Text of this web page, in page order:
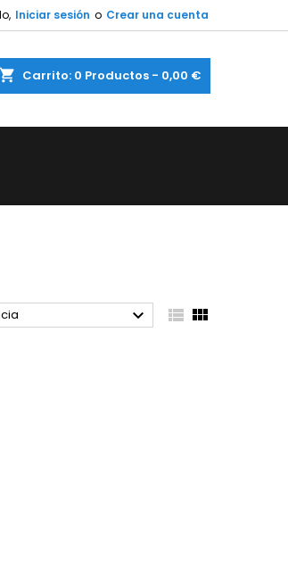
Iniciar sesión o Crear una cuenta
shopping_cart Carrito: 0 Productos - 0,00 €
  